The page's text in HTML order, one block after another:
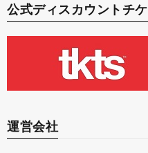
公式ディスカウントチ
運営会社